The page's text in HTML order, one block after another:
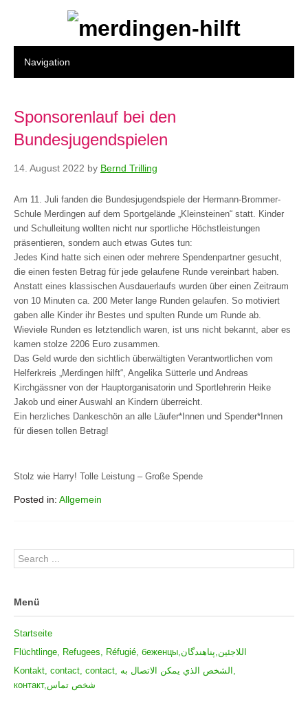
Sponsorenlauf bei den
Bundesjugendspielen
14. August 2022 by Bernd Trilling
Am 11. Juli fanden die Bundesjugendspiele der Hermann-Brommer-
Schule Merdingen auf dem Sportgelände „Kleinsteinen“ statt. Kinder
und Schulleitung wollten nicht nur sportliche Höchstleistungen
präsentieren, sondern auch etwas Gutes tun:
Jedes Kind hatte sich einen oder mehrere Spendenpartner gesucht,
die einen festen Betrag für jede gelaufene Runde vereinbart haben.
Anstatt eines klassischen Ausdauerlaufs wurden über einen Zeitraum
von 10 Minuten ca. 200 Meter lange Runden gelaufen. So motiviert
gaben alle Kinder ihr Bestes und spulten Runde um Runde ab.
Wieviele Runden es letztendlich waren, ist uns nicht bekannt, aber es
kamen stolze 2206 Euro zusammen.
Das Geld wurde den sichtlich überwältigten Verantwortlichen vom
Helferkreis „Merdingen hilft“, Angelika Sütterle und Andreas
Kirchgässner von der Hauptorganisatorin und Sportlehrerin Heike
Jakob und einer Auswahl an Kindern überreicht.
Ein herzliches Dankeschön an alle Läufer*Innen und Spender*Innen
für diesen tollen Betrag!
Stolz wie Harry! Tolle Leistung – Große Spende
Posted in: Allgemein
Menü
Startseite
Flüchtlinge, Refugees, Réfugié, беженцы,اللاجئين,پناهندگان
Kontakt, contact, contact, الشخص الذي يمكن الاتصال به,
контакт,شخص تماس